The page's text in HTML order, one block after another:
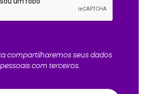
compartilharemos seus dados
pessoais com terceiros.